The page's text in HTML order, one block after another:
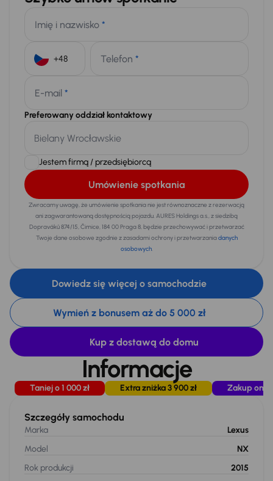
Imię i nazwisko *
Telefon *
E-mail *
Preferowany oddział kontaktowy
Jestem firmą / przedsiębiorcą
Umówienie spotkania
Zwracamy uwagę, że umówienie spotkania nie jest równoznaczne z rezerwacją
ani zagwarantowaną dostępnością pojazdu. AURES Holdings a.s., z siedzibą
Dopraváků 874/15, Čimice, 184 00 Praga 8, będzie przechowywać i przetwarzać
Twoje dane osobowe zgodnie z zasadami ochrony i przetwarzaniadanych
osobowych.
Dowiedz się więcej o samochodzie
Wymień z bonusem aż do 5 000 zł
Kup z dostawą do domu
Informacje
Taniej o 1 000 zł Extra zniżka 3 900 zł Zakup
Szczegóły samochodu
Marka
Lexus
Model
NX
Rok produkcji
2015